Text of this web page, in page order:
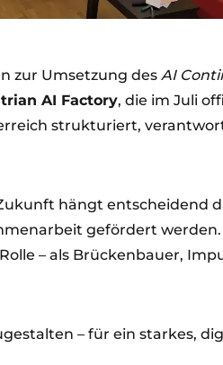
zur Umsetzung des AI
AI Factory, die im Juli
strukturiert,
hängt entscheidend
gefördert
– als Brückenbauer,
– für ein starkes,